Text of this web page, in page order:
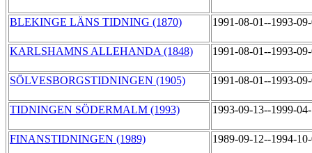
BLEKINGE LÄNS TIDNING (1870) 1991-08-01--1993-
KARLSHAMNS ALLEHANDA (1848) 1991-08-01--1993-
SÖLVESBORGSTIDNINGEN (1905) 1991-08-01--1993-
TIDNINGEN SÖDERMALM (1993) 1993-09-13--1999-
FINANSTIDNINGEN (1989) 1989-09-12--1994-